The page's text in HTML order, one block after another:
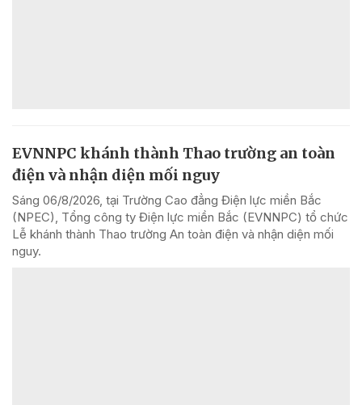
EVNNPC khánh thành Thao trường an toàn
điện và nhận diện mối nguy
Sáng 06/8/2026, tại Trường Cao đẳng Điện lực miền Bắc
(NPEC), Tổng công ty Điện lực miền Bắc (EVNNPC) tổ chức
Lễ khánh thành Thao trường An toàn điện và nhận diện mối
nguy.